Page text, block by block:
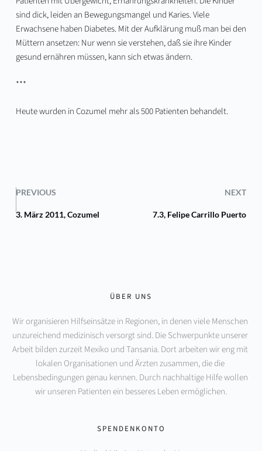
sind dick, leiden an Bewegungsmangel und Karies. Viele
Erwachsene haben Diabetes. Mit der Aufklärung muß man bei den
Müttern ansetzen: Nur wenn sie verstehen, daß sie ihre Kinder
gesund ernähren müssen, kann sich etwas ändern.
***
Heute wurden in Cozumel mehr als 500 Patienten behandelt.
PREVIOUS NEXT
3. März 2011, Cozumel 7.3, Felipe Carrillo Puerto
ÜBER UNS
Wir organisieren Hilfseinsätze in Regionen, in denen viele Menschen
unzureichend medizinisch versorgt sind. Die Schwerpunkte unserer
Arbeit bilden zurzeit Mexiko und Tansania. Dort arbeiten wir eng mit
lokalen Organisationen und Ärzten zusammen, die die
Lebensbedingungen genau kennen. Durch nachhaltige Hilfe wollen
wir unseren Patienten ein besseres Leben ermöglichen.
SPENDENKONTO